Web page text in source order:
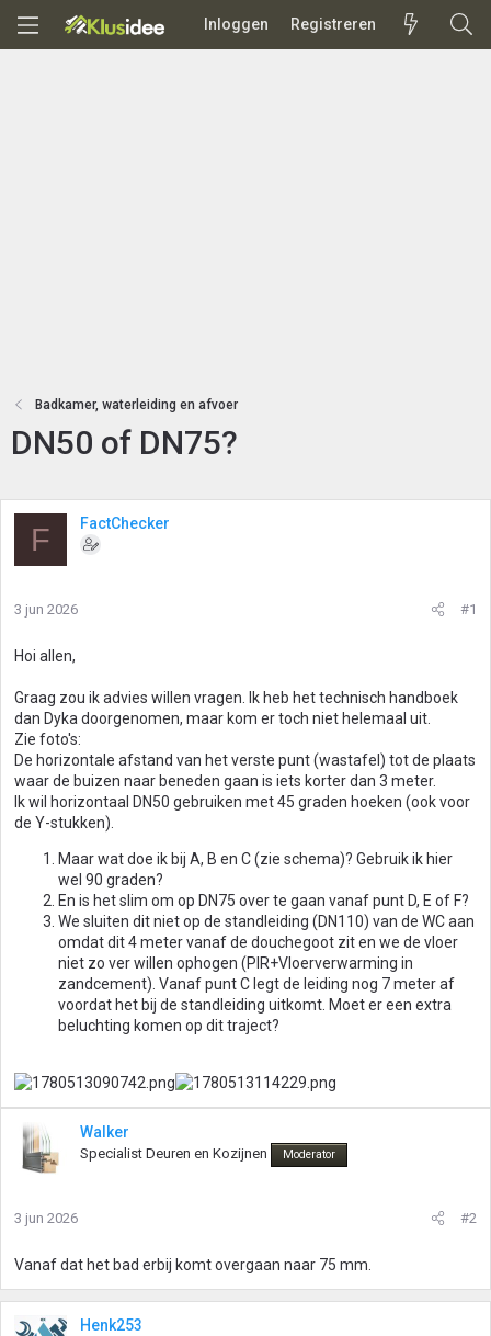
Inloggen Registreren
Badkamer, waterleiding en afvoer
DN50 of DN75?
F FactChecker
3 jun 2026 #1
Hoi allen,
Graag zou ik advies willen vragen. Ik heb het technisch handboek
dan Dyka doorgenomen, maar kom er toch niet helemaal uit.
Zie foto's:
De horizontale afstand van het verste punt (wastafel) tot de plaats
waar de buizen naar beneden gaan is iets korter dan 3 meter.
Ik wil horizontaal DN50 gebruiken met 45 graden hoeken (ook voor
de Y-stukken).
Maar wat doe ik bij A, B en C (zie schema)? Gebruik ik hier
wel 90 graden?
En is het slim om op DN75 over te gaan vanaf punt D, E of F?
We sluiten dit niet op de standleiding (DN110) van de WC aan
omdat dit 4 meter vanaf de douchegoot zit en we de vloer
niet zo ver willen ophogen (PIR+Vloerverwarming in
zandcement). Vanaf punt C legt de leiding nog 7 meter af
voordat het bij de standleiding uitkomt. Moet er een extra
beluchting komen op dit traject?
Walker
Specialist Deuren en Kozijnen Moderator
3 jun 2026 #2
Vanaf dat het bad erbij komt overgaan naar 75 mm.
Henk253